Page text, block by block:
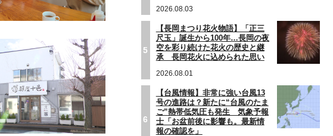
2026.08.03
5
【長岡まつり花火物語】「正三
尺玉」誕生から100年…長岡の夜
空を彩り続けた花火の歴史と継
承 長岡花火に込められた思い
2026.08.01
6
【台風情報】非常に強い台風13
号の進路は？新たに“台風のたま
ご”熱帯低気圧も発生 気象予報
士「お盆前後に影響も。最新情
報の確認を」